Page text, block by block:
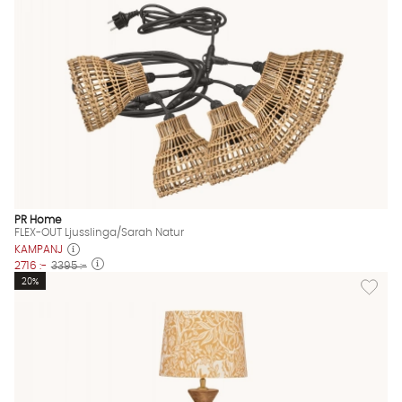
PR Home
FLEX-OUT Ljusslinga/Sarah Natur
KAMPANJ
2716 :- 3395 :-
Lägg
20%